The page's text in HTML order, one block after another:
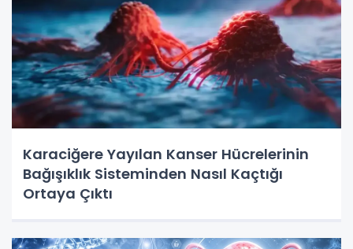
Karaciğere Yayılan Kanser Hücrelerinin
Bağışıklık Sisteminden Nasıl Kaçtığı
Ortaya Çıktı